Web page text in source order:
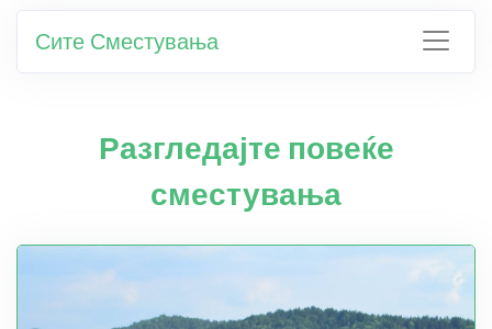
Сите Сместувања
Разгледајте повеќе
сместувања